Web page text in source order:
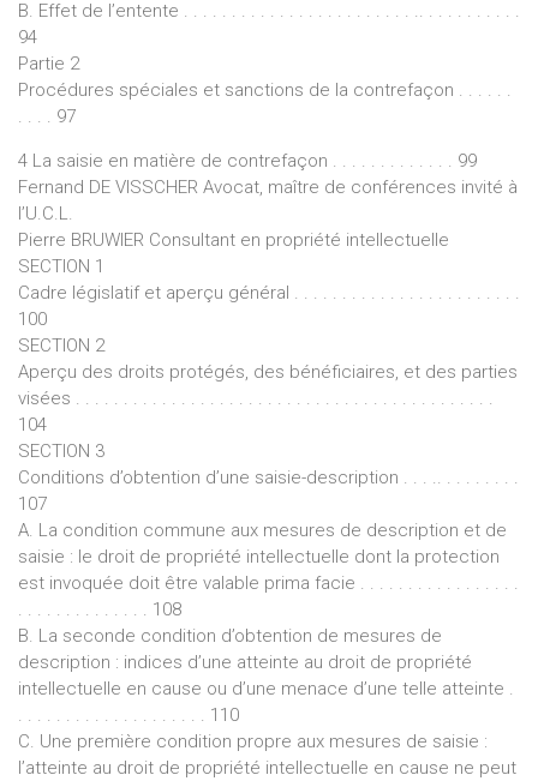
B. Effet de l’entente . . . . . . . . . . . . . . . . . . . . . . . . .. . . . . . . . . . .
94
Partie 2
Procédures spéciales et sanctions de la contrefaçon . . . . . .
. . . . 97
4 La saisie en matière de contrefaçon . . . . . . . . . . . . . 99
Fernand DE VISSCHER Avocat, maître de conférences invité à
l’U.C.L.
Pierre BRUWIER Consultant en propriété intellectuelle
SECTION 1
Cadre législatif et aperçu général . . . . . . . . . . . . . . . . . . . . . . . .
100
SECTION 2
Aperçu des droits protégés, des bénéficiaires, et des parties
visées . . . . . . . . . . . . . . . . . . . . . . . . . . . . . . . . . . . . . . . . . . . .
104
SECTION 3
Conditions d’obtention d’une saisie-description . . . .. . . . . . . . .
107
A. La condition commune aux mesures de description et de
saisie : le droit de propriété intellectuelle dont la protection
est invoquée doit être valable prima facie . . . . . . . . . . . . . . . . .
. . . . . . . . . . . . . . 108
B. La seconde condition d’obtention de mesures de
description : indices d’une atteinte au droit de propriété
intellectuelle en cause ou d’une menace d’une telle atteinte .
. . . . . . . . . . . . . . . . . . . . 110
C. Une première condition propre aux mesures de saisie :
l’atteinte au droit de propriété intellectuelle en cause ne peut